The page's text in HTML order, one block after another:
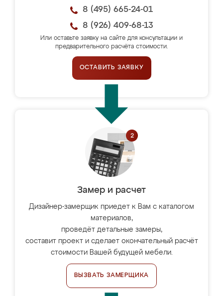
8 (495) 665-24-01
8 (926) 409-68-13
Или оставьте заявку на сайте для консультации и
предварительного расчёта стоимости.
ОСТАВИТЬ ЗАЯВКУ
Замер и расчет
Дизайнер-замерщик приедет к Вам с каталогом
материалов,
проведёт детальные замеры,
составит проект и сделает окончательный расчёт
стоимости Вашей будущей мебели.
ВЫЗВАТЬ ЗАМЕРЩИКА